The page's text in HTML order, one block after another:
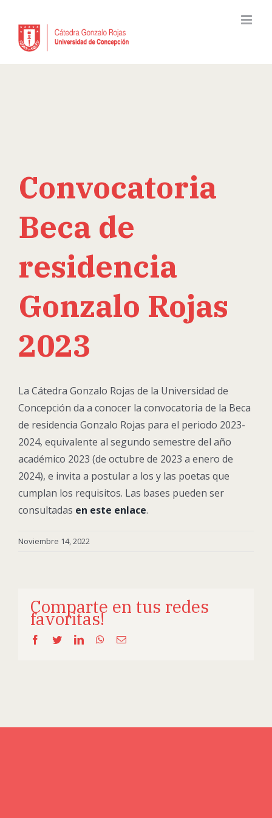
content
Convocatoria
Beca de
residencia
Gonzalo Rojas
2023
La Cátedra Gonzalo Rojas de la Universidad de
Concepción da a conocer la convocatoria de la Beca
de residencia Gonzalo Rojas para el periodo 2023-
2024, equivalente al segundo semestre del año
académico 2023 (de octubre de 2023 a enero de
2024), e invita a postular a los y las poetas que
cumplan los requisitos. Las bases pueden ser
consultadas en este enlace.
Noviembre 14, 2022
Comparte en tus redes
favoritas!
Facebook
TwitterLinkedInWhatsApp
Email